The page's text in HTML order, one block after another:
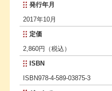
発行年月
2017年10月
定価
2,860円（税込）
ISBN
ISBN978-4-589-03875-3